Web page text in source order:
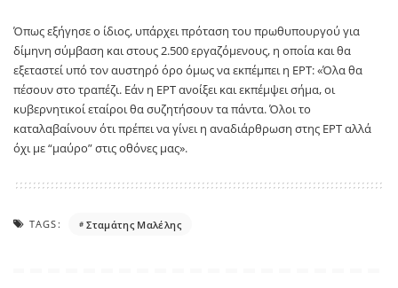
Όπως εξήγησε ο ίδιος, υπάρχει πρόταση του πρωθυπουργού για
δίμηνη σύμβαση και στους 2.500 εργαζόμενους, η οποία και θα
εξεταστεί υπό τον αυστηρό όρο όμως να εκπέμπει η ΕΡΤ: «Όλα θα
πέσουν στο τραπέζι. Εάν η ΕΡΤ ανοίξει και εκπέμψει σήμα, οι
κυβερνητικοί εταίροι θα συζητήσουν τα πάντα. Όλοι το
καταλαβαίνουν ότι πρέπει να γίνει η αναδιάρθρωση στης ΕΡΤ αλλά
όχι με “μαύρο” στις οθόνες μας».
TAGS: Σταμάτης Μαλέλης